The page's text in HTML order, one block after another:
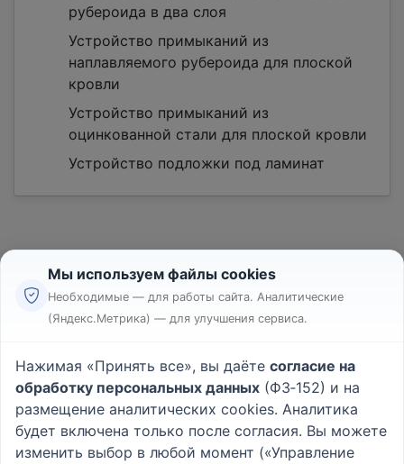
рубероида в два слоя
Устройство примыканий из
наплавляемого рубероида для плоской
кровли
Устройство примыканий из
оцинкованной стали для плоской кровли
Устройство подложки под ламинат
Реклама
Пользовательское соглашение
Политика конфиденциальности
Вопрос - Ответ|О проекте
Мы используем файлы cookies
Необходимые — для работы сайта. Аналитические
(Яндекс.Метрика) — для улучшения сервиса.
Нажимая «Принять все», вы даёте согласие на
обработку персональных данных (ФЗ‑152) и на
размещение аналитических cookies. Аналитика
будет включена только после согласия. Вы можете
изменить выбор в любой момент («Управление